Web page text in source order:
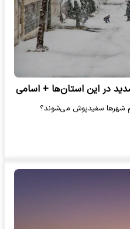
در این استان‌ها + اسامی
شهرها سفیدپوش می‌شوند؟